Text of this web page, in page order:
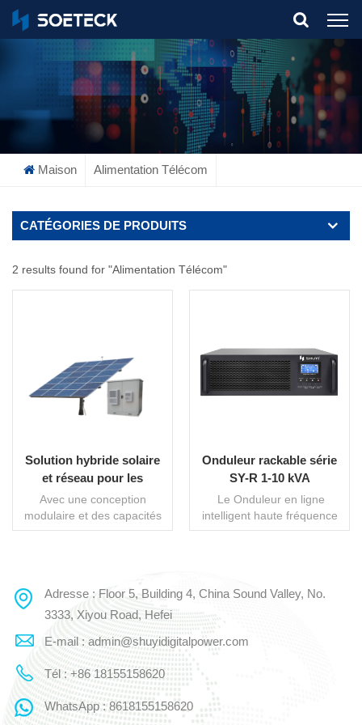
What Are You Looking For?
Maison Alimentation Télécom
CATÉGORIES DE PRODUITS
2 results found for "Alimentation Télécom"
Solution hybride solaire
et réseau pour les
télécommunications
Avec une conception
modulaire et des capacités
de fonctionnement robustes,
l'infrastructure existante, ce
qui entraîne une réduction
de l'utilisation du diesel, des
intervalles d'entretien plus
longs et une durée de vie
prolongée du DG. La
solution réduira
considérablement les
LIRE LA SUITE
Onduleur rackable série
SY-R 1-10 kVA
Le Onduleur en ligne
intelligent haute fréquence
série SY-R Elle utilise une
de conversion de puissance
rendement et un facteur de
de multiples fonctions telles
que la régulation de la
LIRE LA SUITE
Adresse : Floor 5, Building 4, China Sound Valley, No.
3333, Xiyou Road, Hefei
E-mail : admin@shuyidigitalpower.com
Tél : +86 18155158620
WhatsApp : 8618155158620